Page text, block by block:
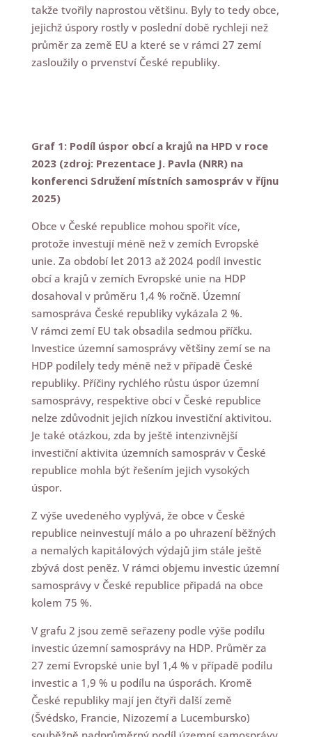
takže tvořily naprostou většinu. Byly to tedy obce,
jejichž úspory rostly v poslední době rychleji než
průměr za země EU a které se v rámci 27 zemí
zasloužily o prvenství České republiky.
Graf 1: Podíl úspor obcí a krajů na HPD v roce
2023 (zdroj: Prezentace J. Pavla (NRR) na
konferenci Sdružení místních samospráv v říjnu
2025)
Obce v České republice mohou spořit více,
protože investují méně než v zemích Evropské
unie. Za období let 2013 až 2024 podíl investic
obcí a krajů v zemích Evropské unie na HDP
dosahoval v průměru 1,4 % ročně. Územní
samospráva České republiky vykázala 2 %.
V rámci zemí EU tak obsadila sedmou příčku.
Investice územní samosprávy většiny zemí se na
HDP podílely tedy méně než v případě České
republiky. Příčiny rychlého růstu úspor územní
samosprávy, respektive obcí v České republice
nelze zdůvodnit jejich nízkou investiční aktivitou.
Je také otázkou, zda by ještě intenzivnější
investiční aktivita územních samospráv v České
republice mohla být řešením jejich vysokých
úspor.
Z výše uvedeného vyplývá, že obce v České
republice neinvestují málo a po uhrazení běžných
a nemalých kapitálových výdajů jim stále ještě
zbývá dost peněz. V rámci objemu investic územní
samosprávy v České republice připadá na obce
kolem 75 %.
V grafu 2 jsou země seřazeny podle výše podílu
investic územní samosprávy na HDP. Průměr za
27 zemí Evropské unie byl 1,4 % v případě podílu
investic a 1,9 % u podílu na úsporách. Kromě
České republiky mají jen čtyři další země
(Švédsko, Francie, Nizozemí a Lucembursko)